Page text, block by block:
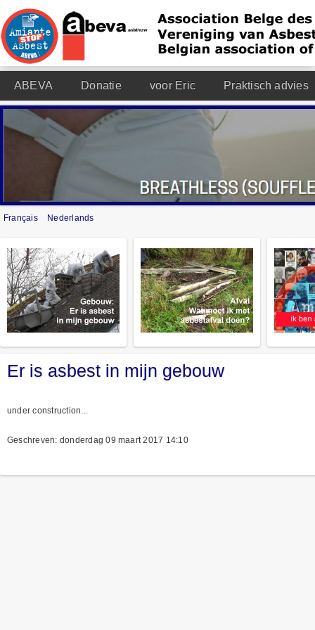
ABEVA Donatie voor Eric Praktisch advies
Français Nederlands
Er is asbest in mijn gebouw
under construction...
Geschreven: donderdag 09 maart 2017 14:10